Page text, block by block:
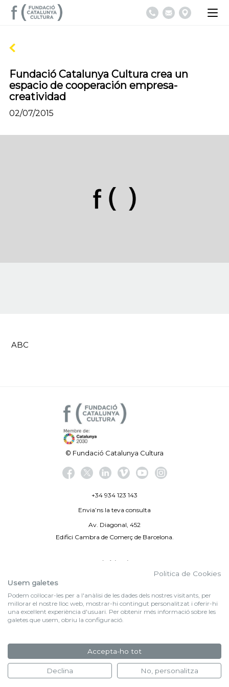
Fundació Catalunya Cultura crea un
espacio de cooperación empresa-
creatividad
02/07/2015
ABC
© Fundació Catalunya Cultura
+34 934 123 143
Envia’ns la teva consulta
Av. Diagonal, 452
Edifici Cambra de Comerç de Barcelona.
Avís legal
By 100X100NET
f (NEWSLETTER)
FORMULARI D'INSCRIPCIÓ
Politica de Cookies
Usem galetes
Podem col·locar-les per a l'anàlisi de les dades dels nostres visitants, per
millorar el nostre lloc web, mostrar-hi contingut personalitzat i oferir-hi
una excel·lent experiència d'usuari. Per obtenir més informació sobre les
galetes que usem, obriu la configuració.
Accepta-ho tot
Declina No, personalitza